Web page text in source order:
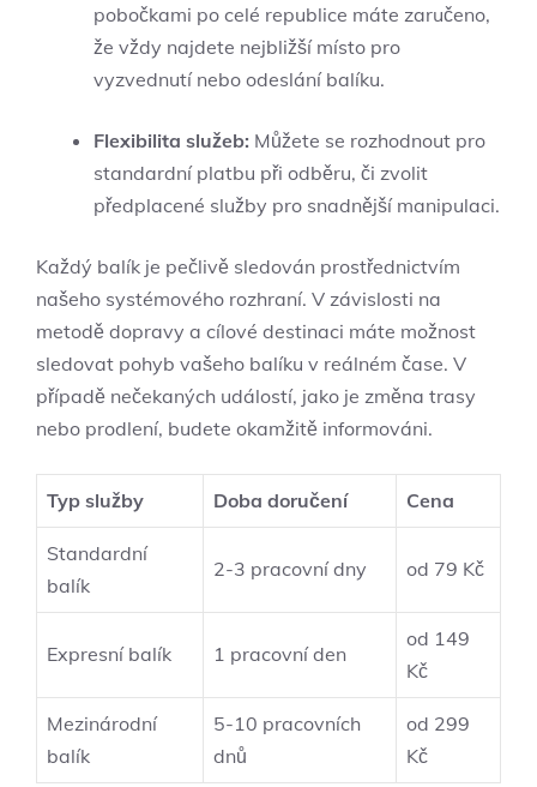
pobočkami po celé republice máte zaručeno,
že vždy najdete nejbližší místo pro
vyzvednutí nebo odeslání balíku.
Flexibilita služeb: Můžete se rozhodnout pro
standardní platbu při odběru, či zvolit
předplacené služby pro snadnější manipulaci.
Každý balík je pečlivě sledován prostřednictvím
našeho systémového rozhraní. V závislosti na
metodě dopravy a cílové destinaci máte možnost
sledovat pohyb vašeho balíku v reálném čase. V
případě nečekaných událostí, jako je změna trasy
nebo prodlení, budete okamžitě informováni.
Typ služby Doba doručení Cena
Standardní
balík
2-3 pracovní dny od 79 Kč
Expresní balík 1 pracovní den
od 149
Kč
Mezinárodní
balík
5-10 pracovních
dnů
od 299
Kč